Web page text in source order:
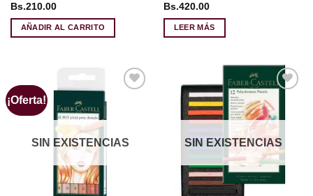
Bs.210.00
AÑADIR AL CARRITO
Bs.420.00
LEER MÁS
¡Oferta!
SIN EXISTENCIAS
a la
lista de
deseos
SIN EXISTENCIAS